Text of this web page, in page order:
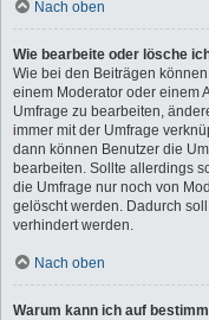
Nach oben
Wie bearbeite oder lösche
Wie bei den Beiträgen
einem Moderator oder einem
Umfrage zu bearbeiten,
immer mit der Umfrage
dann können Benutzer die
bearbeiten. Sollte allerdings
die Umfrage nur noch von
gelöscht werden. Dadurch
verhindert werden.
Nach oben
Warum kann ich auf